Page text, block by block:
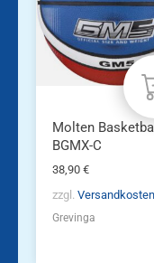
Molten Basketball
BGMX-C
38,90 €
zzgl. Versandkosten
Grevinga